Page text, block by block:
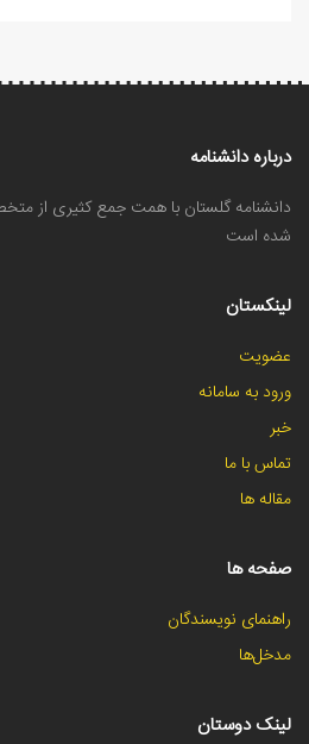
درباره دانشنامه
دانشنامه گلستان با همت جمع کثیری از
شده است
لینکستان
عضویت
ورود به سامانه
خبر
تماس با ما
مقاله ها
صفحه ها
راهنمای نویسندگان
مدخل‌ها
لینک دوستان